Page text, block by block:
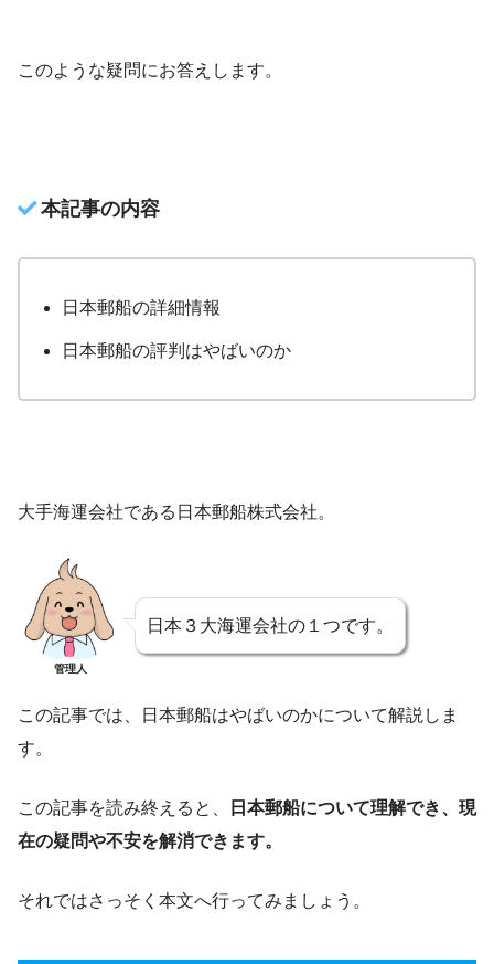
このような疑問にお答えします。
本記事の内容
日本郵船の詳細情報
日本郵船の評判はやばいのか
大手海運会社である日本郵船株式会社。
管理人
日本３大海運会社の１つです。
この記事では、日本郵船はやばいのかについて解説しま
す。
この記事を読み終えると、
日本郵船について理解でき、現
在の疑問や不安を解消できます。
それではさっそく本文へ行ってみましょう。